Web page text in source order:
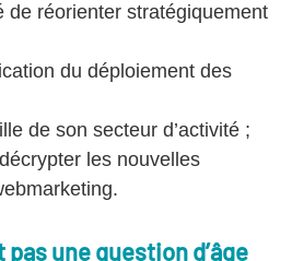
de réorienter stratégiquement
du déploiement des
de son secteur d’activité ;
les nouvelles
pas une question d’âge